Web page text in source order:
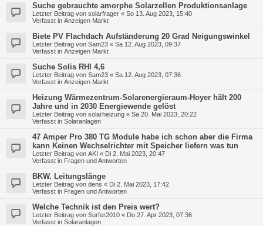
Suche gebrauchte amorphe Solarzellen Produktionsanlage
Letzter Beitrag von solarfrager « So 13. Aug 2023, 15:40
Verfasst in Anzeigen Markt
Biete PV Flachdach Aufständerung 20 Grad Neigungswinkel
Letzter Beitrag von Sam23 « Sa 12. Aug 2023, 09:37
Verfasst in Anzeigen Markt
Suche Solis RHI 4,6
Letzter Beitrag von Sam23 « Sa 12. Aug 2023, 07:36
Verfasst in Anzeigen Markt
Heizung Wärmezentrum-Solarenergieraum-Hoyer hält 200
Jahre und in 2030 Energiewende gelöst
Letzter Beitrag von solarheizung « Sa 20. Mai 2023, 20:22
Verfasst in Solaranlagen
47 Amper Pro 380 TG Module habe ich schon aber die Firma
kann Keinen Wechselrichter mit Speicher liefern was tun
Letzter Beitrag von AKI « Di 2. Mai 2023, 20:47
Verfasst in Fragen und Antworten
BKW. Leitungslänge
Letzter Beitrag von dens « Di 2. Mai 2023, 17:42
Verfasst in Fragen und Antworten
Welche Technik ist den Preis wert?
Letzter Beitrag von Surfer2010 « Do 27. Apr 2023, 07:36
Verfasst in Solaranlagen